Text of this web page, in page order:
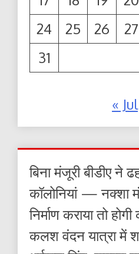
24
25 26 27
31
« Jul
बिना मंजूरी बीडीए ने
कॉलोनियां — नक्शा
निर्माण कराया तो होगी
कलश वंदन यात्रा में